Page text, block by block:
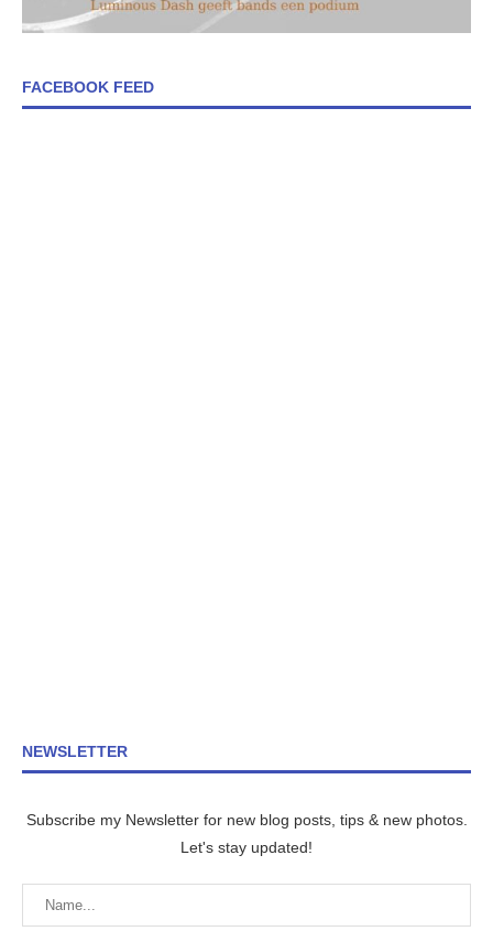
FACEBOOK FEED
NEWSLETTER
Subscribe my Newsletter for new blog posts, tips & new photos.
Let's stay updated!